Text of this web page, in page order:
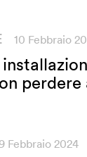
10 Febbraio
Febbraio 2024